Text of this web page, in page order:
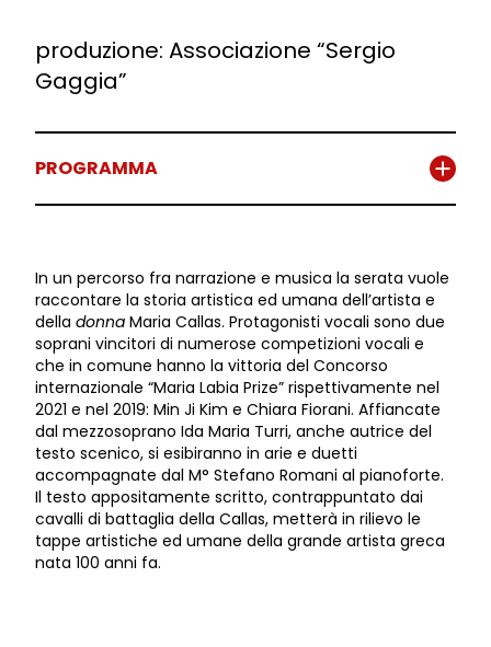
produzione: Associazione “Sergio
Gaggia”
PROGRAMMA
In un percorso fra narrazione e musica la serata vuole
raccontare la storia artistica ed umana dell’artista e
della donna Maria Callas. Protagonisti vocali sono due
soprani vincitori di numerose competizioni vocali e
che in comune hanno la vittoria del Concorso
internazionale “Maria Labia Prize” rispettivamente nel
2021 e nel 2019: Min Ji Kim e Chiara Fiorani. Affiancate
dal mezzosoprano Ida Maria Turri, anche autrice del
testo scenico, si esibiranno in arie e duetti
accompagnate dal M° Stefano Romani al pianoforte.
Il testo appositamente scritto, contrappuntato dai
cavalli di battaglia della Callas, metterà in rilievo le
tappe artistiche ed umane della grande artista greca
nata 100 anni fa.